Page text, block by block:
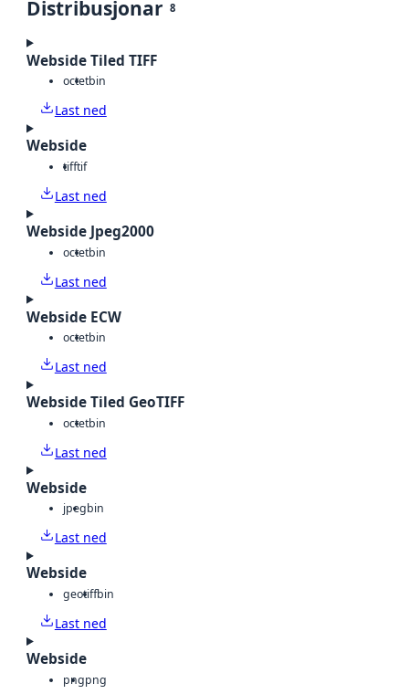
Distribusjonar 8
Webside Tiled TIFF
octetbin
Last ned
Webside
tifftif
Last ned
Webside Jpeg2000
octetbin
Last ned
Webside ECW
octetbin
Last ned
Webside Tiled GeoTIFF
octetbin
Last ned
Webside
jpegbin
Last ned
Webside
geotiffbin
Last ned
Webside
pngpng